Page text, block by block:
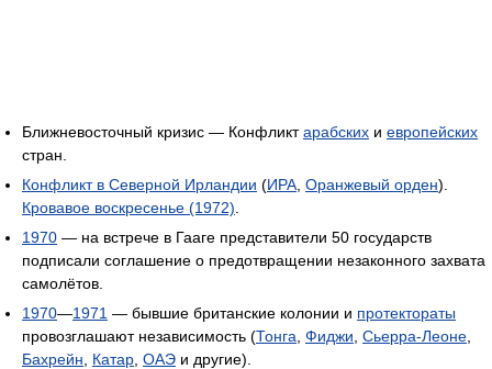
Ближневосточный кризис — Конфликтарабских и европейских
стран.
Конфликт в Северной Ирландии (ИРА Оранжевый орден).
Кровавое воскресенье (1972)
1970 — на встрече в Гааге представители 50 государств
подписали соглашение о предотвращении незаконного захвата
самолётов.
1970—1971 — бывшие британские колонии и протектораты
провозглашают независимость (Тонга Фиджи Сьерра-Леоне
Бахрейн
Катар ОАЭ и другие).